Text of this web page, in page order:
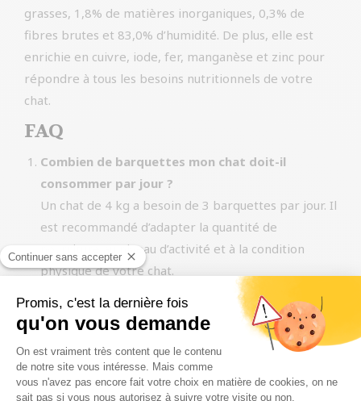
grasses, 1,8% de matières inorganiques, 0,3% de
fibres brutes et 83,0% d’humidité. De plus, elle est
enrichie en cuivre, iode, fer, manganèse et zinc pour
répondre à tous les besoins nutritionnels de votre
chat.
FAQ
Combien de barquettes mon chat doit-il
consommer par jour ?
Un chat de 4 kg a besoin de 3 barquettes par jour. Il
est recommandé d’adapter la quantité de
nourriture au niveau d’activité et à la condition
physique de votre chat.
Quelle est la valeur calorique de cette
nourriture ?
Un tub de 85 g équivant à 68 kcal.
Cette nourriture contient-elle des colorants ou
des conservateurs artificiels ?